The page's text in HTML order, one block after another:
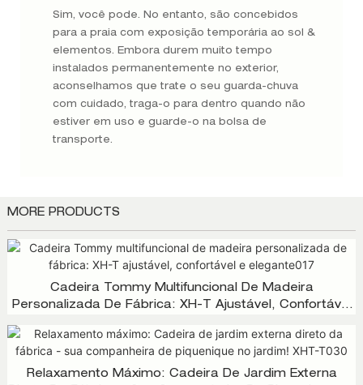
Sim, você pode. No entanto, são concebidos
para a praia com exposição temporária ao sol &
elementos. Embora durem muito tempo
instalados permanentemente no exterior,
aconselhamos que trate o seu guarda-chuva
com cuidado, traga-o para dentro quando não
estiver em uso e guarde-o na bolsa de
transporte.
MORE PRODUCTS
Cadeira Tommy Multifuncional De Madeira
Personalizada De Fábrica: XH-T Ajustável, Confortável
Relaxamento Máximo: Cadeira De Jardim Externa